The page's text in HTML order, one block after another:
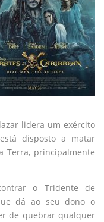
lidera um exército
disposto a matar
Terra, principalmente
o Tridente de
dá ao seu dono o
de quebrar qualquer